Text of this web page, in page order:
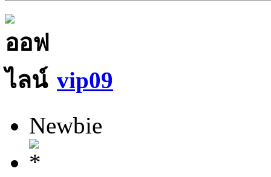
vip09
Newbie